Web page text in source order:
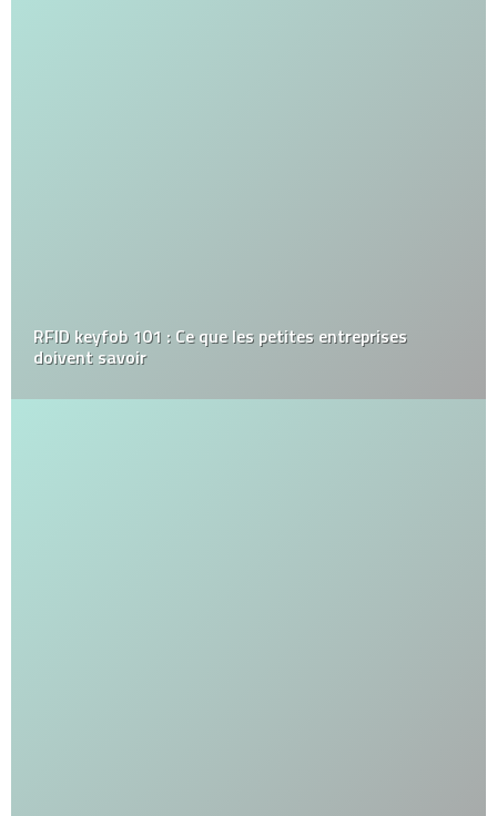
RFID keyfob 101 : Ce que les petites entreprises
doivent savoir